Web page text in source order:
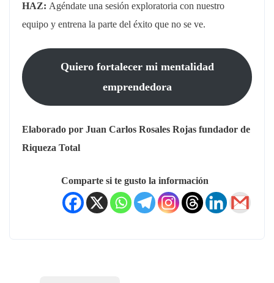
HAZ: Agéndate una sesión exploratoria con nuestro
equipo y entrena la parte del éxito que no se ve.
Quiero fortalecer mi mentalidad
emprendedora
Elaborado por Juan Carlos Rosales Rojas fundador de
Riqueza Total
Comparte si te gusto la información